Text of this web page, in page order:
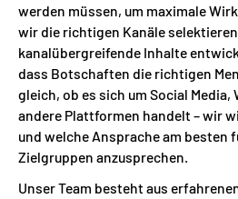
werden müssen, um maximale
wir die richtigen Kanäle
kanalübergreifende Inhalte
dass Botschaften die richtigen
gleich, ob es sich um Social
andere Plattformen handelt – wir
und welche Ansprache am besten
Zielgruppen anzusprechen.
Unser Team besteht aus